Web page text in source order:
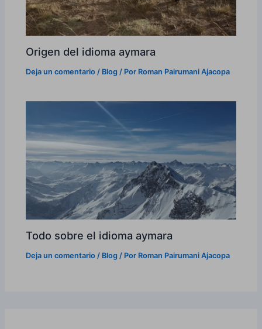
Origen del idioma aymara
Deja un comentario / Blog / Por Roman Pairumani Ajacopa
Todo sobre el idioma aymara
Deja un comentario / Blog / Por Roman Pairumani Ajacopa